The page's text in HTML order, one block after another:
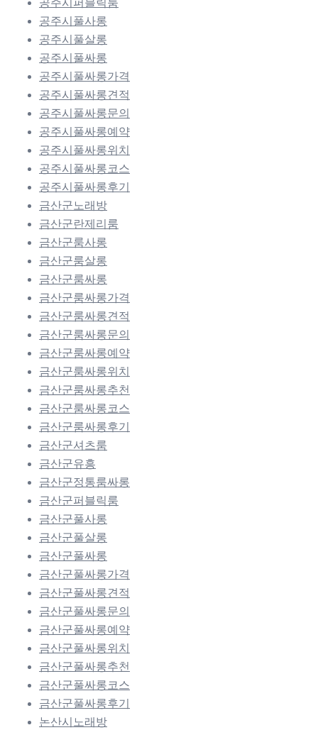
공주시퍼블릭룸
공주시풀사롱
공주시풀살롱
공주시풀싸롱
공주시풀싸롱가격
공주시풀싸롱견적
공주시풀싸롱문의
공주시풀싸롱예약
공주시풀싸롱위치
공주시풀싸롱코스
공주시풀싸롱후기
금산군노래방
금산군란제리룸
금산군룸사롱
금산군룸살롱
금산군룸싸롱
금산군룸싸롱가격
금산군룸싸롱견적
금산군룸싸롱문의
금산군룸싸롱예약
금산군룸싸롱위치
금산군룸싸롱추천
금산군룸싸롱코스
금산군룸싸롱후기
금산군셔츠룸
금산군유흥
금산군정통룸싸롱
금산군퍼블릭룸
금산군풀사롱
금산군풀살롱
금산군풀싸롱
금산군풀싸롱가격
금산군풀싸롱견적
금산군풀싸롱문의
금산군풀싸롱예약
금산군풀싸롱위치
금산군풀싸롱추천
금산군풀싸롱코스
금산군풀싸롱후기
논산시노래방